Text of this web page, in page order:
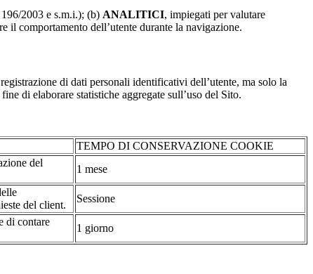
2003 e s.m.i.); (b) ANALITICI, impiegati per valutare
il comportamento dell’utente durante la navigazione.
di dati personali identificativi dell’utente, ma solo la
di elaborare statistiche aggregate sull’uso del Sito.
TEMPO DI CONSERVAZIONE COOKIE
del
1 mese
del client.
Sessione
di contare
1 giorno